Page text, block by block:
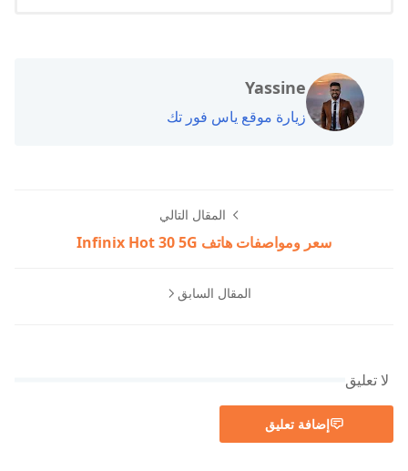
Yassine
زيارة موقع ياس فور تك
المقال التالي
سعر ومواصفات هاتف Infinix Hot 30 5G
المقال السابق
لا تعليق
إضافة تعليق